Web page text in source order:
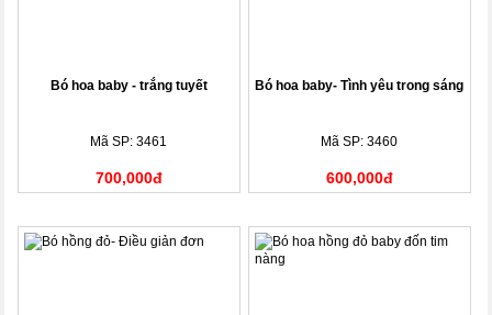
Bó hoa baby - trắng tuyết
Mã SP: 3461
700,000đ
Bó hoa baby- Tình yêu trong sáng
Mã SP: 3460
600,000đ